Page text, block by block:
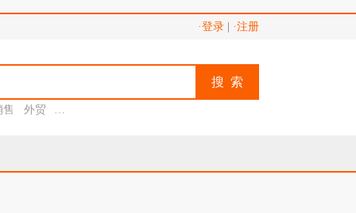
·登录 ·注册
搜 索
售 外贸 助理